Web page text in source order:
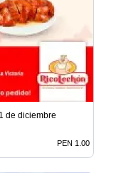
de diciembre
PEN 1.00